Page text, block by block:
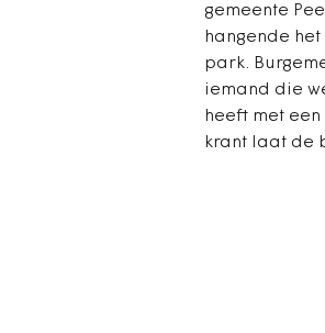
gemeente
hangende
park.
iemand die
heeft met
krant laat de